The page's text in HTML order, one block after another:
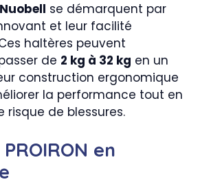
se démarquent par
et leur facilité
haltères peuvent
de 2 kg à 32 kg en un
construction ergonomique
la performance tout en
risque de blessures.
en